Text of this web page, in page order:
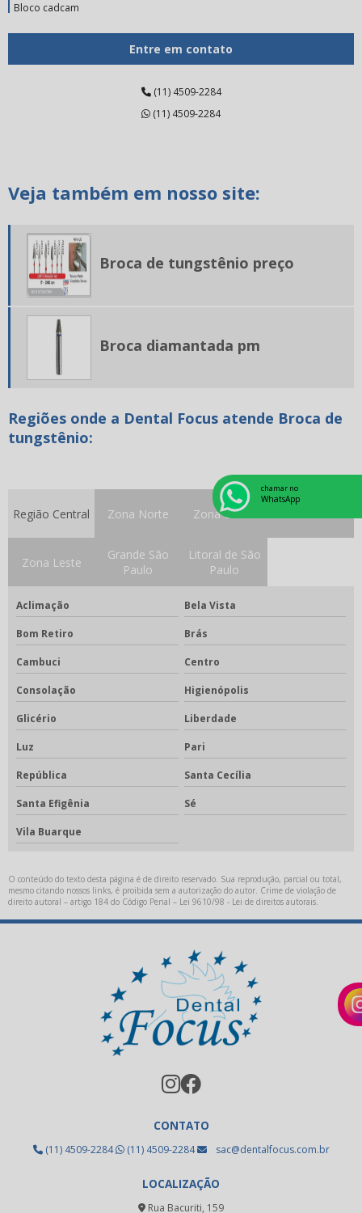
Bloco cadcam
Broca de tungstênio
Broca de tungstênio preço
Cerâmica prensada dental
Cimento endodôntico valor
Cimento resinoso odontológico
Disco diamantado odontologia
Dissilicato de lítio
Equipamentos para prótese dentaria
Estojo para aparelho ortodôntico
Filme radiográfico odontológico
Forno fotopolimerizável
Forno para porcelana odontológica
Fotopolimerizador odontológico
Godê para porcelana
Gode para stain
Gotejador elétrico
Gotejador elétrico odontológico
Isolante para cerâmica
Kit acadêmico odontológico
Kit acadêmico odontológico preço
Kit acadêmico para odontologia
Oxido de alumínio uso odontológico
Placa fotopolimerizável
Resina fotopolimerizável dental
Entre em contato
(11) 4509-2284
(11) 4509-2284
Veja também em nosso site:
Broca de tungstênio preço
Broca diamantada pm
Regiões onde a Dental Focus atende Broca de
tungstênio:
Região Central Zona Norte Zona Oeste
Zona Leste
Grande São
Paulo
Litoral de São
Paulo
Aclimação Bela Vista
Bom Retiro Brás
Cambuci Centro
Consolação Higienópolis
Glicério Liberdade
Luz Pari
República Santa Cecília
Santa Efigênia Sé
Vila Buarque
O conteúdo do texto desta página é de direito reservado. Sua reprodução, parcial ou total,
mesmo citando nossos links, é proibida sem a autorização do autor. Crime de violação de
direito autoral – artigo 184 do Código Penal – Lei 9610/98 - Lei de direitos autorais.
CONTATO
(11) 4509-2284 (11) 4509-2284 sac@dentalfocus.com.br
LOCALIZAÇÃO
Rua Bacuriti, 159
chamar no
WhatsApp